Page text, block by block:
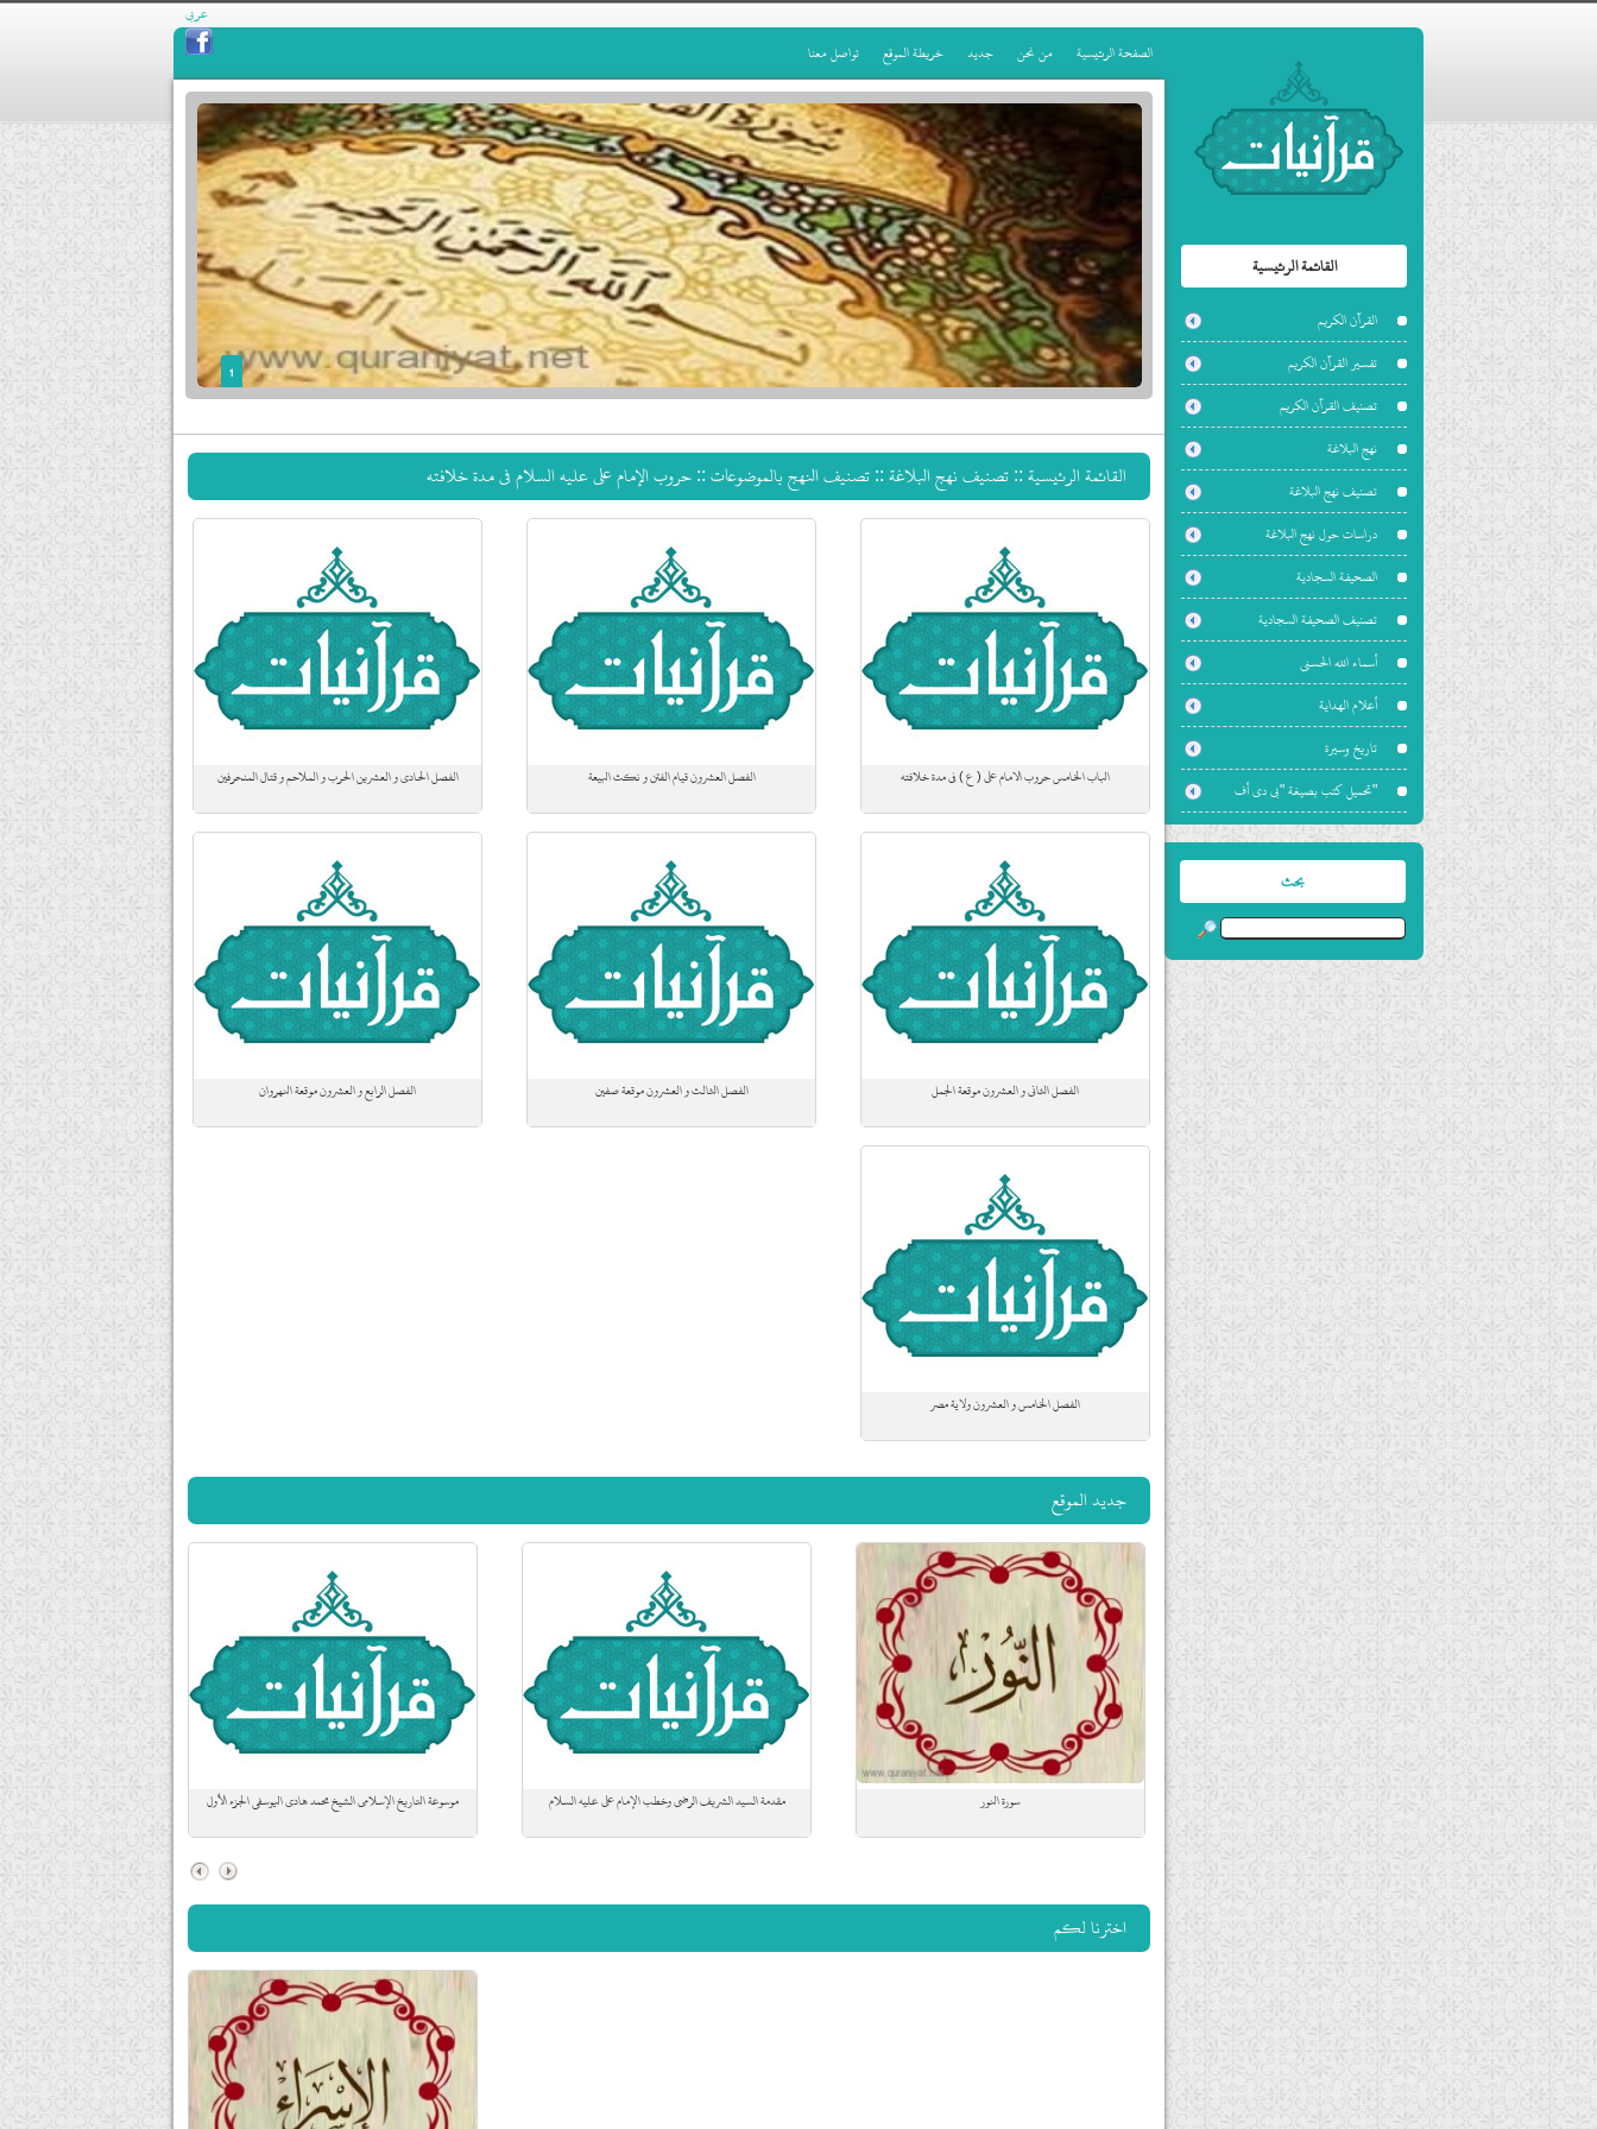
عربي
القائمة الرئيسية
القرآن الكريم
تفسير القرآن الكريم
تصنيف القرآن الكريم
نهج البلاغة
تصنيف نهج البلاغة
دراسات حول نهج البلاغة
الصحيفة السجادية
تصنيف الصحيفة السجادية
أسماء الله الحسنى
أعلام الهداية
تاريخ وسيرة
"تحميل كتب بصيغة "بي دي أف
بحث
الصفحة الرئيسية من نحن جديد خريطة الموقع تواصل معنا
1
القائمة الرئيسية ::تصنيف نهج البلاغة::تصنيف النهج بالموضوعات:: حروب الإمام علي عليه السلام في مدة خلافته
الباب الخامس حروب الامام علي ( ع ) في مدة خلافته الفصل العشرون قيام الفتن و نكث البيعة الفصل الحادي و العشرين الحرب و الملاحم و قتال المنحرفين
الفصل الثاني و العشرون موقعة الجمل الفصل الثالث و العشرون موقعة صفين الفصل الرابع و العشرون موقعة النهروان
الفصل الخامس و العشرون ولاية مصر
جديد الموقع
موسوعة التاريخ الإسلامي الشيخ محمد هادي اليوسفي الجزء الأول مقدمة السيد الشريف الرضي وخطب الإمام علي عليه السلام سورة النور
اخترنا لكم